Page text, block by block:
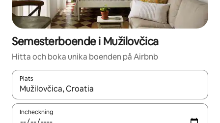
Semesterboende i Mužilovčica
Hitta och boka unika boenden på Airbnb
Plats
När resultaten är tillgängliga kan du navigera med upp- och
Incheckning